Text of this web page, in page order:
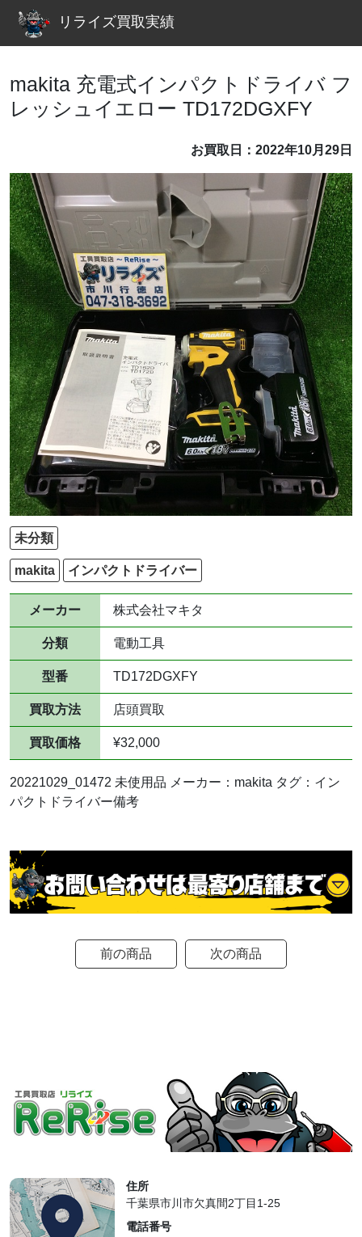
リライズ買取実績
makita 充電式インパクトドライバ フ
レッシュイエロー TD172DGXFY
お買取日：2022年10月29日
未分類
makita インパクトドライバー
メーカー 株式会社マキタ
分類 電動工具
型番 TD172DGXFY
買取方法 店頭買取
買取価格 ¥32,000
20221029_01472 未使用品 メーカー：makita タグ：イン
パクトドライバー備考
前の商品 次の商品
住所
千葉県市川市欠真間2丁目1-25
電話番号